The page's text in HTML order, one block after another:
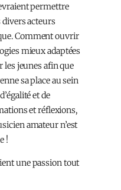
permettre
divers acteurs
Comment ouvrir
mieux adaptées
les jeunes afin que
sa place au sein
et de
et réflexions,
amateur n’est
!
une passion tout